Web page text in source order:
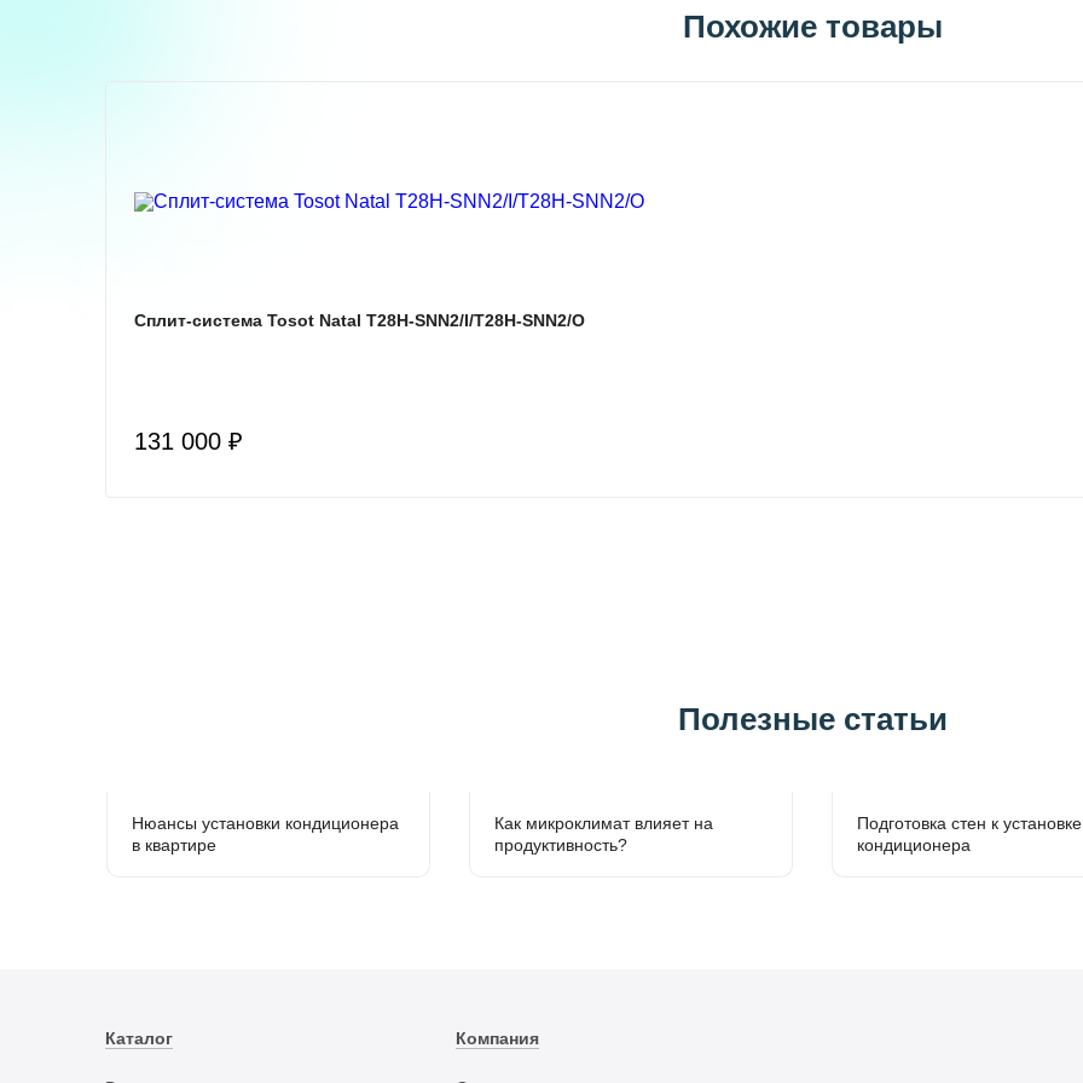
Похожие товары
Сплит-система Tosot Natal T28H-SNN2/I/T28H-SNN2/O
131 000 ₽
Полезные статьи
Нюансы установки кондиционера
в квартире
Как микроклимат влияет на
продуктивность?
Подготовка стен к установке
кондиционера
Каталог Компания